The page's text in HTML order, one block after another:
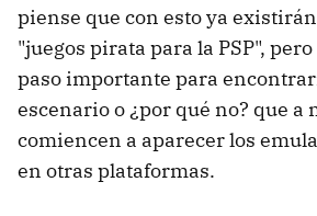
piense que con esto ya
"juegos pirata para la PSP",
paso importante para
escenario o ¿por qué no? que a
comiencen a aparecer los
en otras plataformas.